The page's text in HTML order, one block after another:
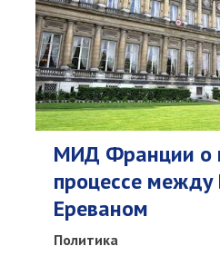
МИД Франции о
процессе между
Ереваном
Политика